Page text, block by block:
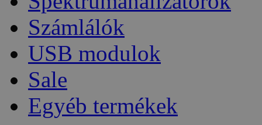
Számlálók
USB modulok
Sale
Egyéb termékek